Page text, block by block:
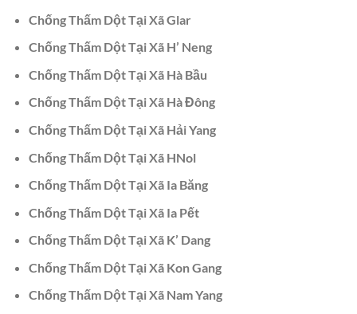
Chống Thấm Dột Tại Xã Glar
Chống Thấm Dột Tại Xã H’ Neng
Chống Thấm Dột Tại Xã Hà Bầu
Chống Thấm Dột Tại Xã Hà Đông
Chống Thấm Dột Tại Xã Hải Yang
Chống Thấm Dột Tại Xã HNol
Chống Thấm Dột Tại Xã Ia Băng
Chống Thấm Dột Tại Xã Ia Pết
Chống Thấm Dột Tại Xã K’ Dang
Chống Thấm Dột Tại Xã Kon Gang
Chống Thấm Dột Tại Xã Nam Yang